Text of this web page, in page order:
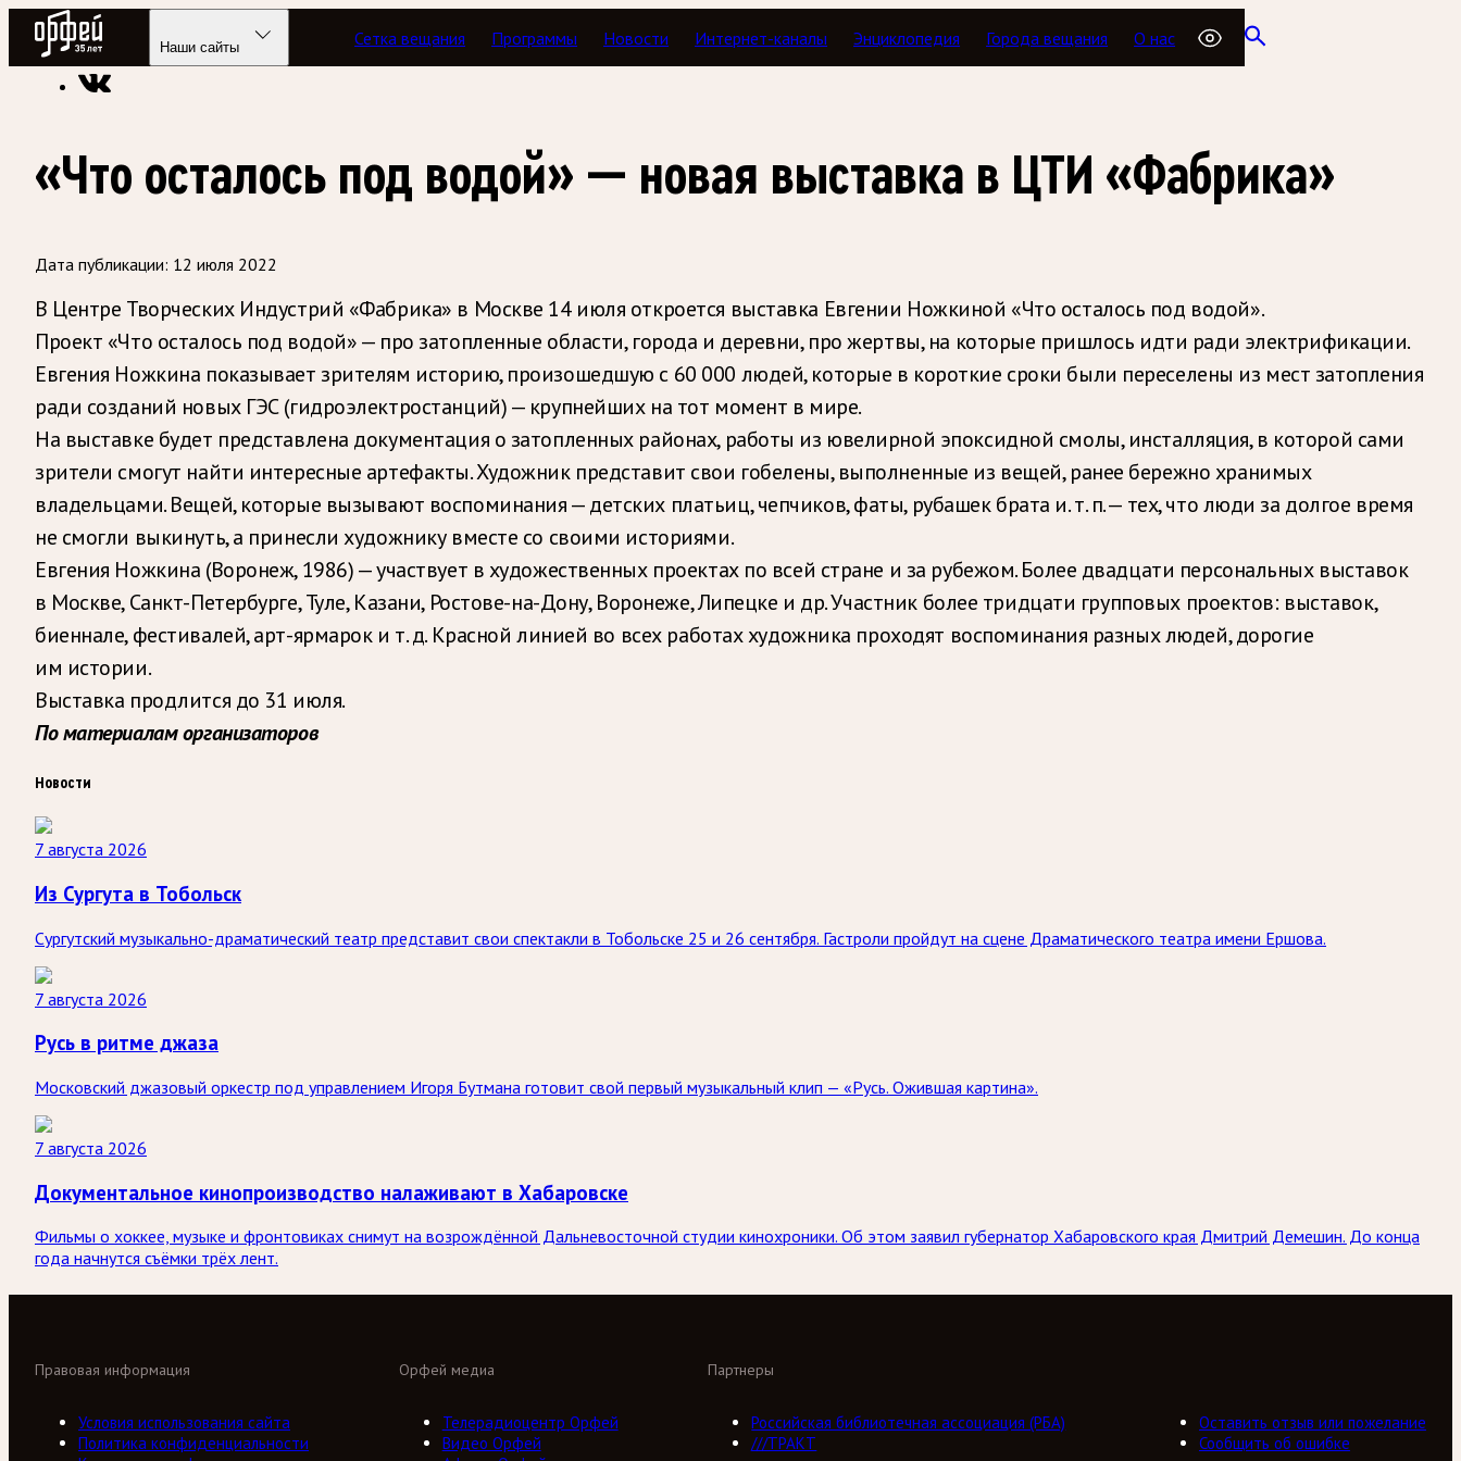
Радио Орфей
Наши сайты Сетка вещания Программы Новости Интернет-каналы Энциклопедия Города вещания О нас
Радио классической музыки «Орфей» Новости
«Что осталось под водой» — новая выставка в ЦТИ «Фабрика»
Дата публикации: 12 июля 2022
В Центре Творческих Индустрий «Фабрика» в Москве 14 июля откроется выставка Евгении Ножкиной «Что осталось под водой».
Проект «Что осталось под водой» — про затопленные области, города и деревни, про жертвы, на которые пришлось идти ради электрификации.
Евгения Ножкина показывает зрителям историю, произошедшую с 60 000 людей, которые в короткие сроки были переселены из мест затопления
ради созданий новых ГЭС (гидроэлектростанций) — крупнейших на тот момент в мире.
На выставке будет представлена документация о затопленных районах, работы из ювелирной эпоксидной смолы, инсталляция, в которой сами
зрители смогут найти интересные артефакты. Художник представит свои гобелены, выполненные из вещей, ранее бережно хранимых
владельцами. Вещей, которые вызывают воспоминания — детских платьиц, чепчиков, фаты, рубашек брата и. т. п. — тех, что люди за долгое время
не смогли выкинуть, а принесли художнику вместе со своими историями.
Евгения Ножкина (Воронеж, 1986) — участвует в художественных проектах по всей стране и за рубежом. Более двадцати персональных выставок
в Москве, Санкт-Петербурге, Туле, Казани, Ростове-на-Дону, Воронеже, Липецке и др. Участник более тридцати групповых проектов: выставок,
биеннале, фестивалей, арт-ярмарок и т. д. Красной линией во всех работах художника проходят воспоминания разных людей, дорогие
им истории.
Выставка продлится до 31 июля.
По материалам организаторов
Новости
7 августа 2026
Из Сургута в Тобольск
Сургутский музыкально-драматический театр представит свои спектакли в Тобольске 25 и 26 сентября. Гастроли пройдут на сцене Драматического театра имени Ершова.
7 августа 2026
Русь в ритме джаза
Московский джазовый оркестр под управлением Игоря Бутмана готовит свой первый музыкальный клип — «Русь. Ожившая картина».
7 августа 2026
Документальное кинопроизводство налаживают в Хабаровске
Фильмы о хоккее, музыке и фронтовиках снимут на возрождённой Дальневосточной студии кинохроники. Об этом заявил губернатор Хабаровского края Дмитрий Демешин. До конца
года начнутся съёмки трёх лент.
Орфей медиа
Телерадиоцентр Орфей
Видео Орфей
Партнеры
Российская библиотечная ассоциация (РБА)
///ТРАКТ
Правовая информация
Условия использования сайта
Политика конфиденциальности
Оставить отзыв или пожелание
Сообщить об ошибке